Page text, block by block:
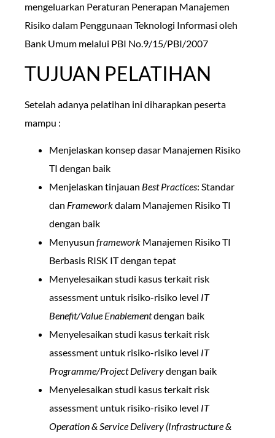
mengeluarkan Peraturan Penerapan Manajemen
Risiko dalam Penggunaan Teknologi Informasi oleh
Bank Umum melalui PBI No.9/15/PBI/2007
TUJUAN PELATIHAN
Setelah adanya pelatihan ini diharapkan peserta
mampu :
Menjelaskan konsep dasar Manajemen Risiko
TI dengan baik
Menjelaskan tinjauan Best Practices: Standar
dan Frameworkdalam Manajemen Risiko TI
dengan baik
Menyusun framework Manajemen Risiko TI
Berbasis RISK IT dengan tepat
Menyelesaikan studi kasus terkait risk
assessment untuk risiko-risiko level IT
Benefit/Value Enablementdengan baik
Menyelesaikan studi kasus terkait risk
assessment untuk risiko-risiko level IT
Programme/Project Deliverydengan baik
Menyelesaikan studi kasus terkait risk
assessment untuk risiko-risiko level IT
Operation & Service Delivery (Infrastructure &